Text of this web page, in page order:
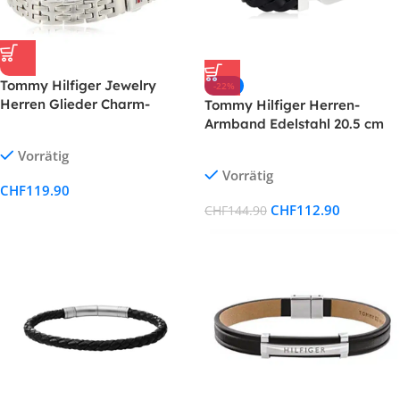
Tommy Hilfiger Jewelry
Herren Glieder Charm-
Vorrätig
CHF119.90
-22%
Tommy Hilfiger Herren-
Armband Edelstahl 20.5 cm
Vorrätig
CHF144.90 CHF112.90